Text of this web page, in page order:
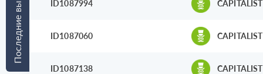
ID1087994 CAPITALIST
ID1087060 CAPITALIST
ID1087138 CAPITALIST